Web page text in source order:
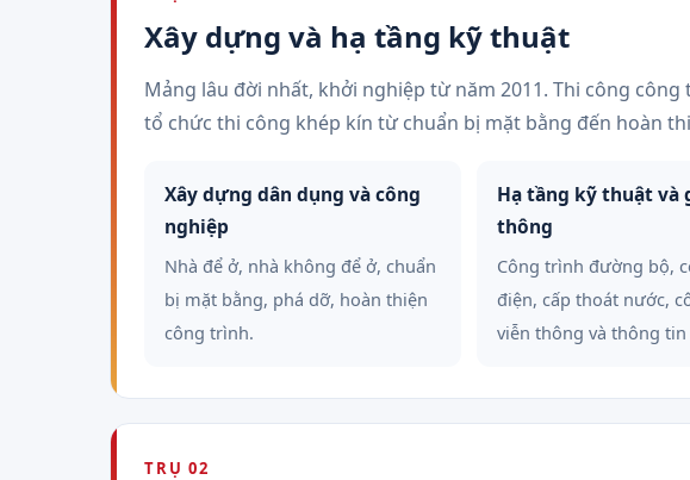
Xây dựng và hạ tầng kỹ thuật
Mảng lâu đời nhất, khởi nghiệp từ năm 2011. Thi công
tổ chức thi công khép kín từ chuẩn bị mặt bằng đến hoàn
Xây dựng dân dụng và công
nghiệp
Nhà để ở, nhà không để ở, chuẩn
bị mặt bằng, phá dỡ, hoàn thiện
công trình.
Hạ tầng kỹ thuật và
thông
Công trình đường bộ,
điện, cấp thoát nước,
viễn thông và thông tin
TRỤ 02